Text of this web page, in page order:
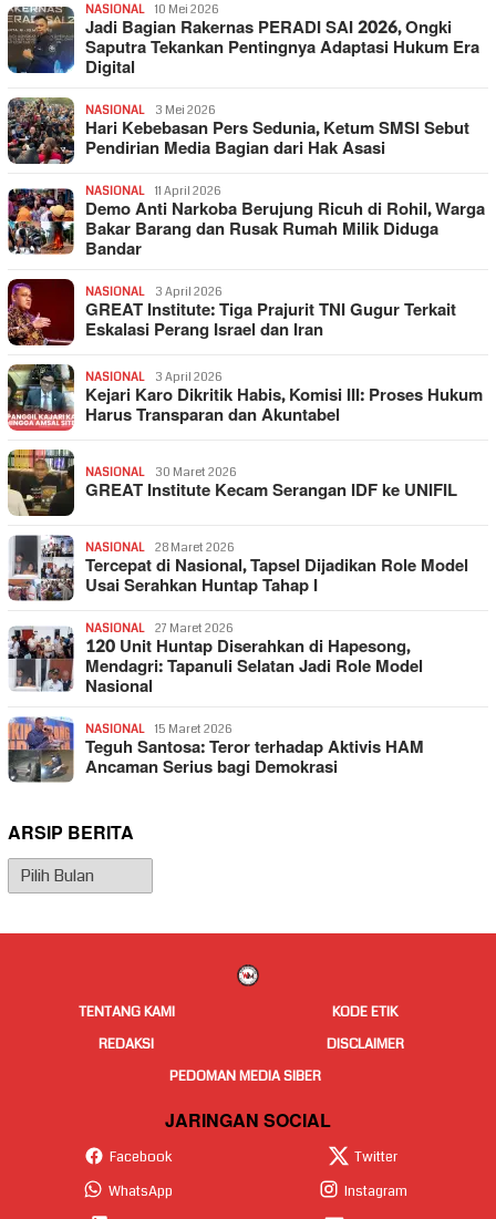
NASIONAL 10 Mei 2026
Jadi Bagian Rakernas PERADI SAI 2026, Ongki
Saputra Tekankan Pentingnya Adaptasi Hukum Era
Digital
NASIONAL 3 Mei 2026
Hari Kebebasan Pers Sedunia, Ketum SMSI Sebut
Pendirian Media Bagian dari Hak Asasi
NASIONAL 11 April 2026
Demo Anti Narkoba Berujung Ricuh di Rohil, Warga
Bakar Barang dan Rusak Rumah Milik Diduga
Bandar
NASIONAL 3 April 2026
GREAT Institute: Tiga Prajurit TNI Gugur Terkait
Eskalasi Perang Israel dan Iran
NASIONAL 3 April 2026
Kejari Karo Dikritik Habis, Komisi III: Proses Hukum
Harus Transparan dan Akuntabel
NASIONAL 30 Maret 2026
GREAT Institute Kecam Serangan IDF ke UNIFIL
NASIONAL 28 Maret 2026
Tercepat di Nasional, Tapsel Dijadikan Role Model
Usai Serahkan Huntap Tahap I
NASIONAL 27 Maret 2026
120 Unit Huntap Diserahkan di Hapesong,
Mendagri: Tapanuli Selatan Jadi Role Model
Nasional
NASIONAL 15 Maret 2026
Teguh Santosa: Teror terhadap Aktivis HAM
Ancaman Serius bagi Demokrasi
ARSIP BERITA
Arsip
Berita
TENTANG KAMI
KODE ETIK
REDAKSI
DISCLAIMER
PEDOMAN MEDIA SIBER
JARINGAN SOCIAL
Facebook
Twitter
WhatsApp
Instagram